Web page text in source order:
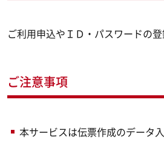
ご利用申込やＩＤ・パスワードの登
ご注意事項
本サービスは伝票作成のデータ